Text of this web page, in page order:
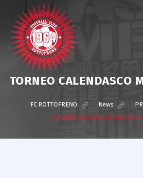
TORNEO CALENDASCO
FC ROTTOFRENO News
TORNEO CALENDASCO MAGGIO